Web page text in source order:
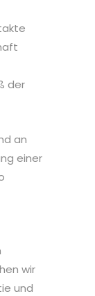
der
an
einer
wir
und